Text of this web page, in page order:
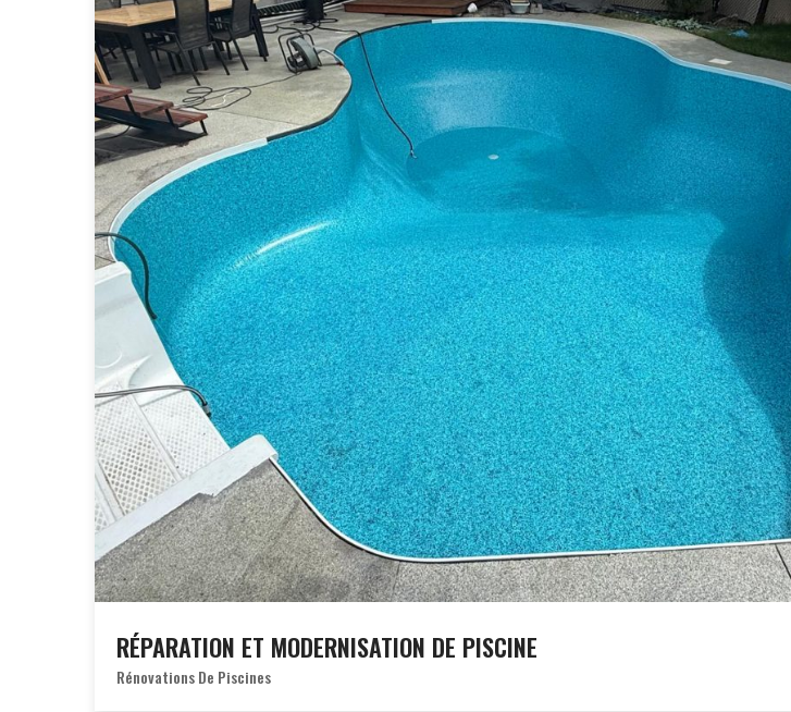
RÉPARATION ET MODERNISATION DE PISCINE
Rénovations De Piscines